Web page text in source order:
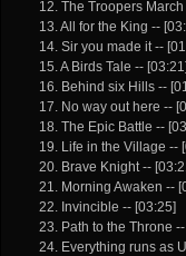
12. The Troopers
13. All for the King --
14. Sir you made it --
15. A Birds Tale --
16. Behind six Hills --
17. No way out here --
18. The Epic Battle --
19. Life in the Village --
20. Brave Knight --
21. Morning Awaken --
22. Invincible -- [03:25]
23. Path to the Throne
24. Everything runs as